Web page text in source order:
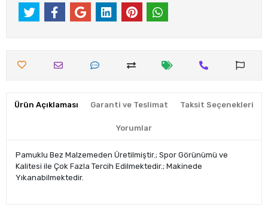
Ürün Açıklaması Garanti ve Teslimat Taksit Seçenekleri
Yorumlar
Pamuklu Bez Malzemeden Üretilmiştir.; Spor Görünümü ve
Kalitesi ile Çok Fazla Tercih Edilmektedir.; Makinede
Yıkanabilmektedir.